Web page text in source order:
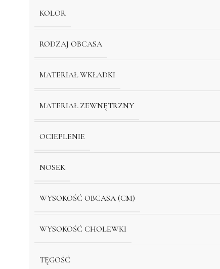
KOLOR
RODZAJ OBCASA
MATERIAŁ WKŁADKI
MATERIAŁ ZEWNĘTRZNY
OCIEPLENIE
NOSEK
WYSOKOŚĆ OBCASA (CM)
WYSOKOŚĆ CHOLEWKI
TĘGOŚĆ